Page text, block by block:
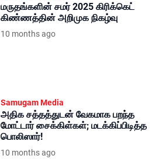
மருதங்களின் சமர் 2025 கிரிக்கெட்
கிண்ணத்தின் அறிமுக நிகழ்வு
10 months ago
Samugam Media
அதிக சத்தத்துடன் வேகமாக பறந்த
மோட்டார் சைக்கிள்கள்; மடக்கிப்பிடித்த
பொலிஸார்!
10 months ago